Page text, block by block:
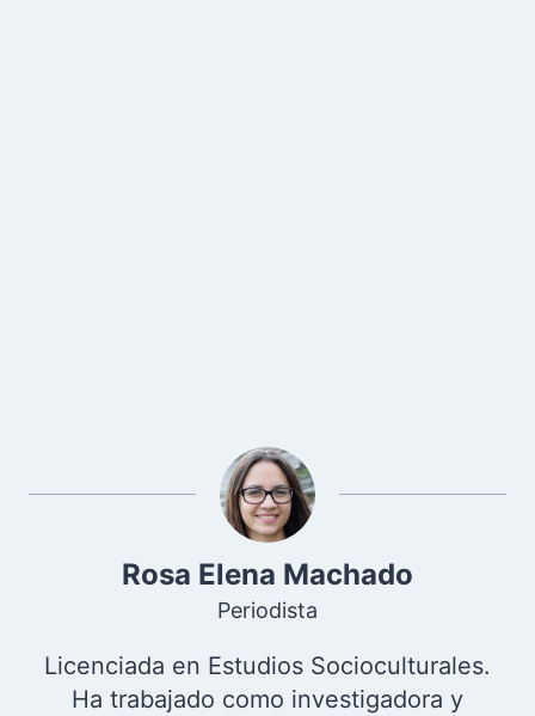
Rosa Elena Machado
Periodista
Licenciada en Estudios Socioculturales.
Ha trabajado como investigadora y